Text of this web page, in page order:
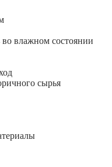
во влажном состоянии
сырья